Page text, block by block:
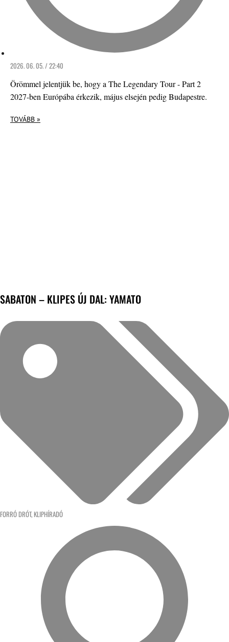
2026. 06. 05. / 22:40
Örömmel jelentjük be, hogy a The Legendary Tour - Part 2
2027-ben Európába érkezik, május elsején pedig Budapestre.
TOVÁBB »
SABATON – KLIPES ÚJ DAL: YAMATO
FORRÓ DRÓT, KLIPHÍRADÓ